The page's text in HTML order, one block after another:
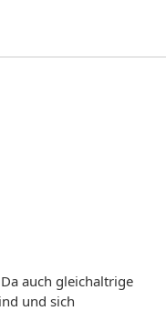
auch gleichaltrige
und sich